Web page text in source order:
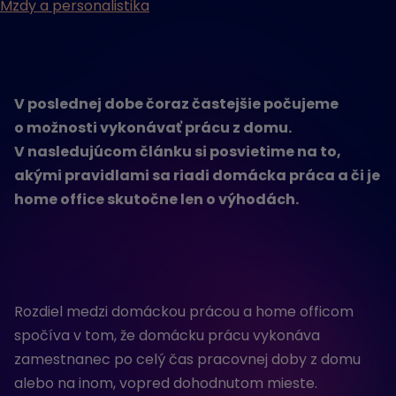
Mzdy a personalistika
V poslednej dobe čoraz častejšie počujeme
o možnosti vykonávať prácu z domu.
V nasledujúcom článku si posvietime na to,
akými pravidlami sa riadi domácka práca a či je
home office skutočne len o výhodách.
Rozdiel medzi domáckou prácou a home officom
spočíva v tom, že domácku prácu vykonáva
zamestnanec po celý čas pracovnej doby z domu
alebo na inom, vopred dohodnutom mieste.